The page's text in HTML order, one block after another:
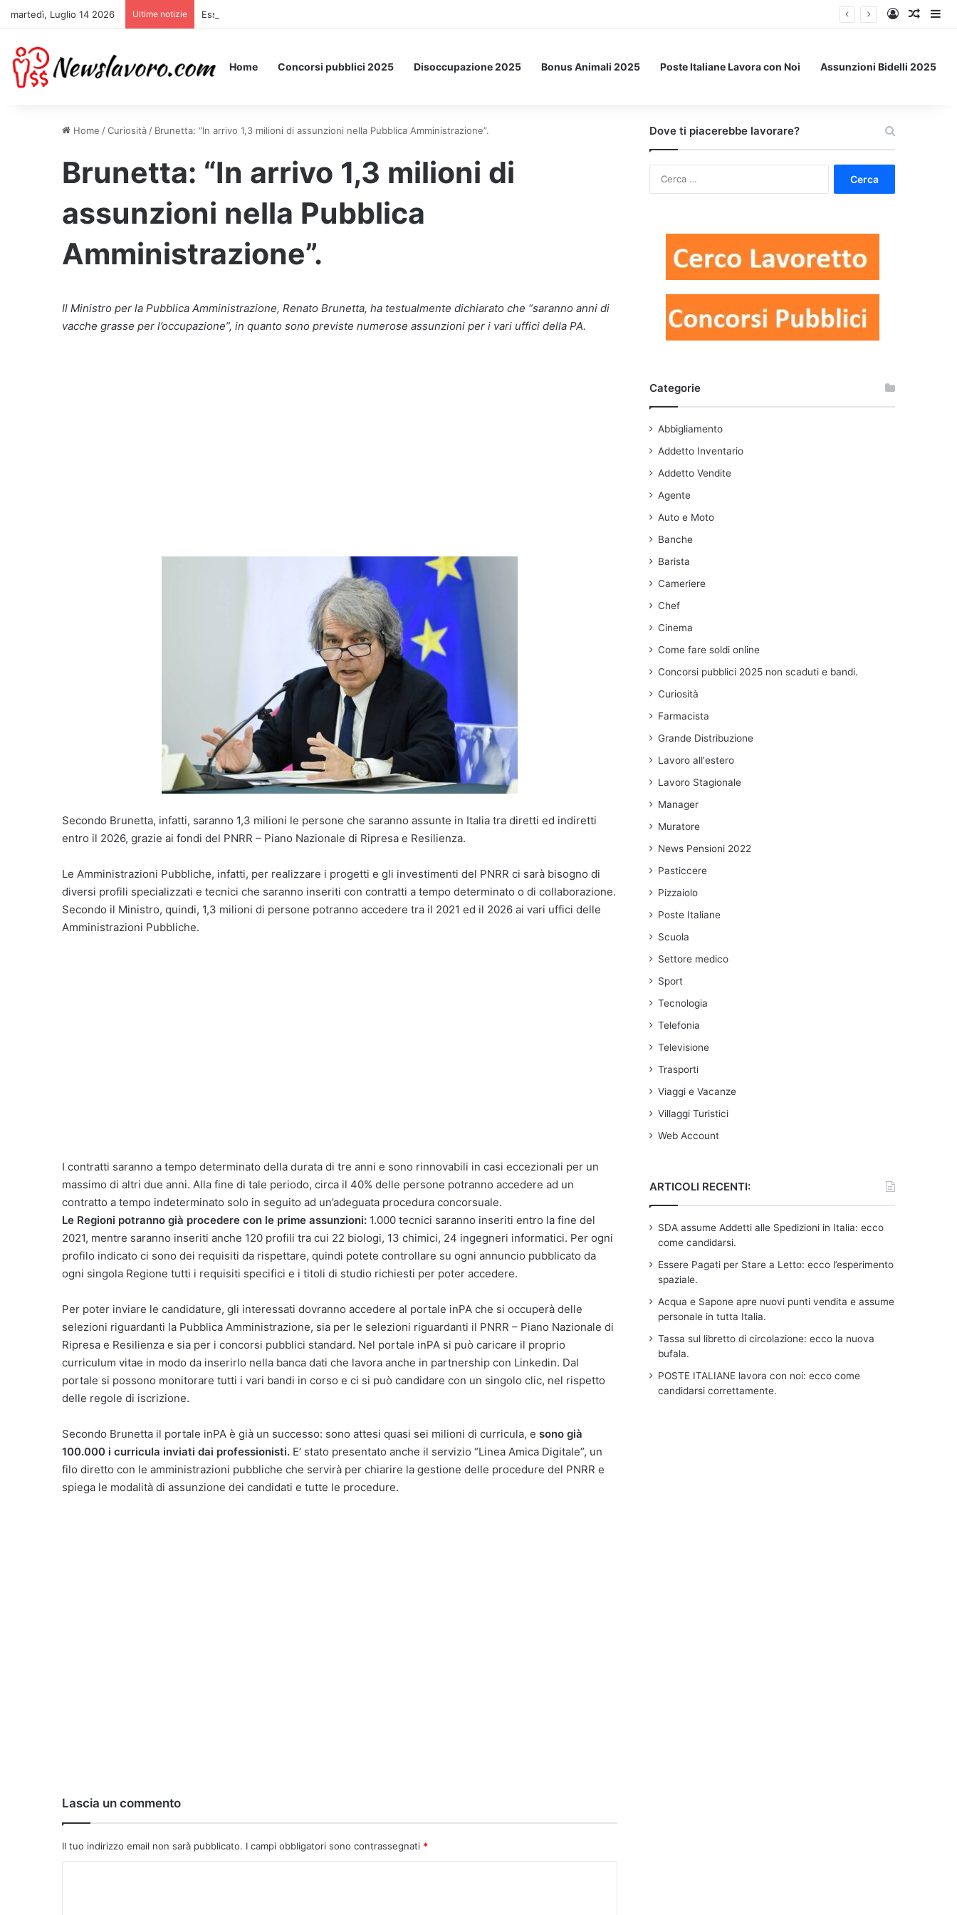
martedì, Luglio 14 2026 Ultime notizie Essere Pagati per Stare a Letto: ecco l’esperimento spaziale. Accedi
Un
Home Concorsi pubblici 2025 Disoccupazione 2025 Bonus Animali 2025 Poste Italiane Lavora con Noi Assunzioni Bidelli 2025
Home /Curiosità / Brunetta: “In arrivo 1,3 milioni di assunzioni nella Pubblica Amministrazione”.
Brunetta: “In arrivo 1,3 milioni di
assunzioni nella Pubblica
Amministrazione”.
Il Ministro per la Pubblica Amministrazione, Renato Brunetta, ha testualmente dichiarato che “saranno anni di
vacche grasse per l’occupazione”, in quanto sono previste numerose assunzioni per i vari uffici della PA.
Secondo Brunetta, infatti, saranno 1,3 milioni le persone che saranno assunte in Italia tra diretti ed indiretti
entro il 2026, grazie ai fondi del PNRR – Piano Nazionale di Ripresa e Resilienza.
Le Amministrazioni Pubbliche, infatti, per realizzare i progetti e gli investimenti del PNRR ci sarà bisogno di
diversi profili specializzati e tecnici che saranno inseriti con contratti a tempo determinato o di collaborazione.
Secondo il Ministro, quindi, 1,3 milioni di persone potranno accedere tra il 2021 ed il 2026 ai vari uffici delle
Amministrazioni Pubbliche.
I contratti saranno a tempo determinato della durata di tre anni e sono rinnovabili in casi eccezionali per un
massimo di altri due anni. Alla fine di tale periodo, circa il 40% delle persone potranno accedere ad un
contratto a tempo indeterminato solo in seguito ad un’adeguata procedura concorsuale.
Le Regioni potranno già procedere con le prime assunzioni: 1.000 tecnici saranno inseriti entro la fine del
2021, mentre saranno inseriti anche 120 profili tra cui 22 biologi, 13 chimici, 24 ingegneri informatici. Per ogni
profilo indicato ci sono dei requisiti da rispettare, quindi potete controllare su ogni annuncio pubblicato da
ogni singola Regione tutti i requisiti specifici e i titoli di studio richiesti per poter accedere.
Per poter inviare le candidature, gli interessati dovranno accedere al portale inPA che si occuperà delle
selezioni riguardanti la Pubblica Amministrazione, sia per le selezioni riguardanti il PNRR – Piano Nazionale di
Ripresa e Resilienza e sia per i concorsi pubblici standard. Nel portale inPA si può caricare il proprio
curriculum vitae in modo da inserirlo nella banca dati che lavora anche in partnership con Linkedin. Dal
portale si possono monitorare tutti i vari bandi in corso e ci si può candidare con un singolo clic, nel rispetto
delle regole di iscrizione.
Secondo Brunetta il portale inPA è già un successo: sono attesi quasi sei milioni di curricula, e sono già
100.000 i curricula inviati dai professionisti. E’ stato presentato anche il servizio “Linea Amica Digitale”, un
filo diretto con le amministrazioni pubbliche che servirà per chiarire la gestione delle procedure del PNRR e
spiega le modalità di assunzione dei candidati e tutte le procedure.
Lascia un commento
Il tuo indirizzo email non sarà pubblicato. I campi obbligatori sono contrassegnati *
Dove ti piacerebbe lavorare?
Categorie
Abbigliamento
Addetto Inventario
Addetto Vendite
Agente
Auto e Moto
Banche
Barista
Cameriere
Chef
Cinema
Come fare soldi online
Concorsi pubblici 2025 non scaduti e bandi.
Curiosità
Farmacista
Grande Distribuzione
Lavoro all'estero
Lavoro Stagionale
Manager
Muratore
News Pensioni 2022
Pasticcere
Pizzaiolo
Poste Italiane
Scuola
Settore medico
Sport
Tecnologia
Telefonia
Televisione
Trasporti
Viaggi e Vacanze
Villaggi Turistici
Web Account
ARTICOLI RECENTI:
SDA assume Addetti alle Spedizioni in Italia: ecco
come candidarsi.
Essere Pagati per Stare a Letto: ecco l’esperimento
spaziale.
Acqua e Sapone apre nuovi punti vendita e assume
personale in tutta Italia.
Tassa sul libretto di circolazione: ecco la nuova
bufala.
POSTE ITALIANE lavora con noi: ecco come
candidarsi correttamente.